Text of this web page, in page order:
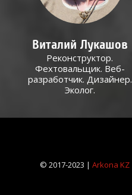
Виталий Лукашов
Реконструктор.
Фехтовальщик. Веб-
разработчик. Дизайнер.
Эколог.
© 2017-2023 |Arkona KZ